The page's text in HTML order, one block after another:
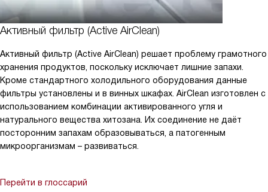
Активный фильтр (Active AirClean)
Активный фильтр (Active AirClean) решает проблему грамотного
хранения продуктов, поскольку исключает лишние запахи.
Кроме стандартного холодильного оборудования данные
фильтры установлены и в винных шкафах. AirClean изготовлен с
использованием комбинации активированного угля и
натурального вещества хитозана. Их соединение не даёт
посторонним запахам образовываться, а патогенным
микроорганизмам – развиваться.
Перейти в глоссарий